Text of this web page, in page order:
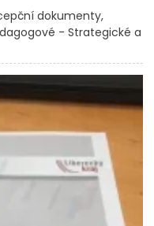
dokumenty
- Strategické a